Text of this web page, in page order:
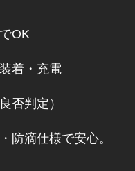
OK
着・充電
否判定）
防滴仕様で安心。